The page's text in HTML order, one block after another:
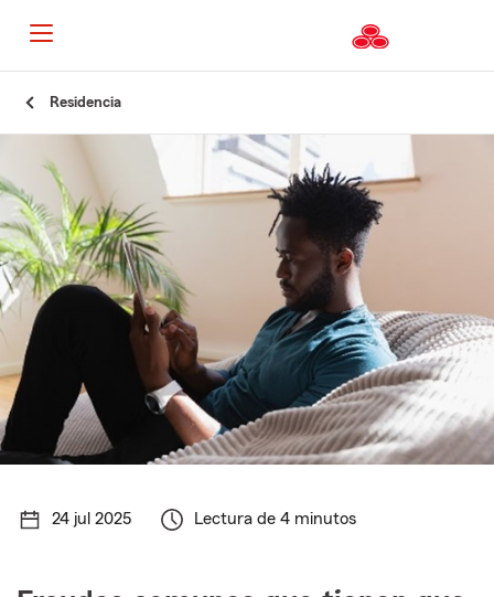
Residencia
24 jul 2025 Lectura de 4 minutos